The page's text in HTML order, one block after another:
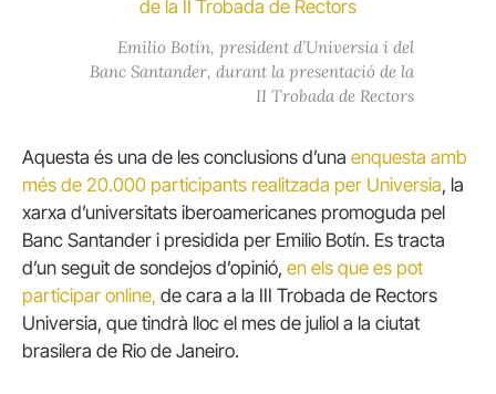
Emilio Botín, president d’Universia i del
Banc Santander, durant la presentació de la
II Trobada de Rectors
Aquesta és una de les conclusions d’una enquesta amb
més de 20.000 participants realitzada per Universia, la
xarxa d’universitats iberoamericanes promoguda pel
Banc Santander i presidida per Emilio Botín. Es tracta
d’un seguit de sondejos d’opinió, en els que es pot
participar online, de cara a la III Trobada de Rectors
Universia, que tindrà lloc el mes de juliol a la ciutat
brasilera de Rio de Janeiro.